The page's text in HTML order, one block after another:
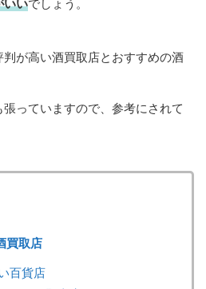
いいでしょう。
が高い酒買取店とおすすめの酒
っていますので、参考にされて
買取店
百貨店